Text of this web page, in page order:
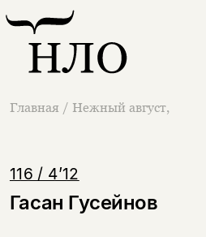
Главная / Нежный август,
116 / 4’12
Гасан Гусейнов